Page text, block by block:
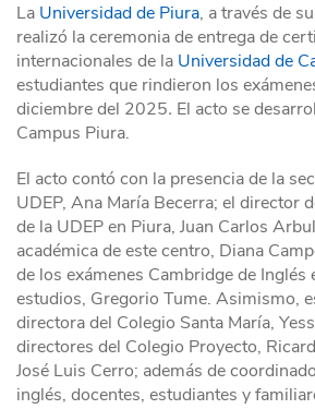
La Universidad de Piura, a través de su
realizó la ceremonia de entrega de
internacionales de la Universidad de
estudiantes que rindieron los
diciembre del 2025. El acto se
Campus Piura.
El acto contó con la presencia de la
UDEP, Ana María Becerra; el director
de la UDEP en Piura, Juan Carlos
académica de este centro, Diana
de los exámenes Cambridge de Inglés
estudios, Gregorio Tume. Asimismo,
directora del Colegio Santa María,
directores del Colegio Proyecto,
José Luis Cerro; además de
inglés, docentes, estudiantes y